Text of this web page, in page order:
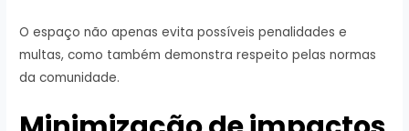
O espaço não apenas evita possíveis penalidades e
multas, como também demonstra respeito pelas normas
da comunidade.